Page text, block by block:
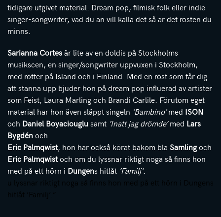
tidigare utgivet material. Dream pop, filmisk folk eller indie
singer-songwriter, vad du än vill kalla det så är det rösten du
minns.
Sarianna Cortesär lite av en doldis på Stockholms
musikscen, en singer/songwriter uppvuxen i Stockholm,
med rötter på Island och i Finland. Med en röst som får dig
att stanna upp bjuder hon på dream pop influerad av artister
som Feist, Laura Marling och Brandi Carlile. Förutom eget
material har hon även släppt singeln ’Bambino’med ISON
och Daniel Boyaciouglu samt ’Inatt jag drömde’med Lars
Bygdénoch
Eric Palmqwist, hon har också körat bakom bla Samlingoch
Eric Palmqwistoch om du lyssnar riktigt noga så finns hon
med på ett hörn i Dungens hitlåt ’Familj’.
u lyssnar riktigt noga så finns hon med på ett hörn i Dungens
hitlåt ’Familj’.”